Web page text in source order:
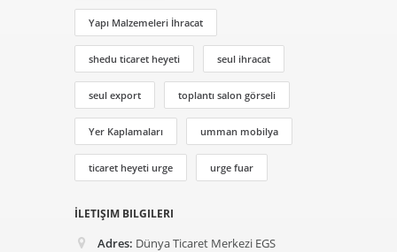
Yapı Malzemeleri İhracat
shedu ticaret heyeti seul ihracat
seul export toplantı salon görseli
Yer Kaplamaları umman mobilya
ticaret heyeti urge urge fuar
İLETIŞIM BILGILERI
Adres: Dünya Ticaret Merkezi EGS